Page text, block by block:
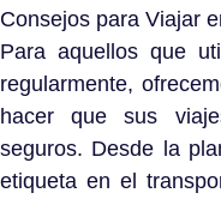
Consejos para Viajar
Para aquellos que
regularmente,
hacer que sus
seguros. Desde la
etiqueta en el